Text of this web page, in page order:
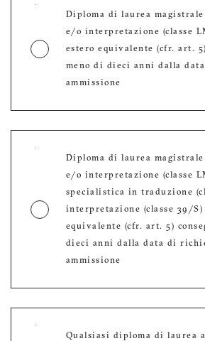
Diploma di laurea
e/o interpretazione (classe
estero equivalente (cfr. art.
meno di dieci anni dalla
ammissione
Diploma di laurea
e/o interpretazione (classe
specialistica in traduzione
interpretazione (classe 39/
equivalente (cfr. art. 5)
dieci anni dalla data di
ammissione
Qualsiasi diploma di laurea